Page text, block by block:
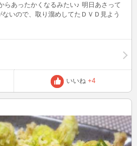
あったかくなるみたい♪ 明日あさって
いので、取り溜めしてたＤＶＤ見よう
いいね +4